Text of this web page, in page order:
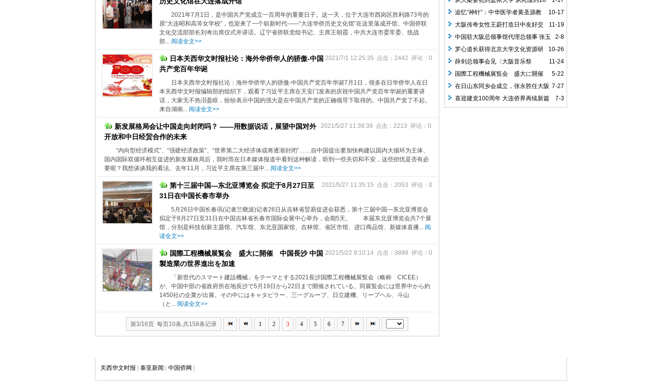
2021年7月1日，是中国共产党成立一百周年的重要日子。这一天，位于大连市西岗区胜利路73号的
原“大连昭和高等女学校”，也迎来了一个崭新时代——“大连华侨历史文化馆”在这里落成开馆。中国侨联
文化交流部部长刘奇出席仪式并讲话。辽宁省侨联党组书记、主席王朝霞，中共大连市委常委、统战
部... 阅读全文>>
2021/7/1 12:25:35 点击：2442 评论：0
日本关西华文时报社论：海外华侨华人的骄傲-中国
共产党百年华诞
日本关西华文时报社论：海外华侨华人的骄傲-中国共产党百年华诞7月1日，很多在日华侨华人在日
本关西华文时报编辑部的组织下，观看了习近平主席在天安门发表的庆祝中国共产党百年华诞的重要讲
话，大家无不热泪盈眶，纷纷表示中国的强大是在中国共产党的正确领导下取得的。中国共产党了不起。
来自湖南... 阅读全文>>
2021/5/27 11:39:39 点击：2213 评论：0
新发展格局会让中国走向封闭吗？ ——用数据说话，展望中国对外
开放和中日经贸合作的未来
“内向型经济模式”、“强硬经济政策”、“世界第二大经济体或将逐渐封闭”……自中国提出要加快构建以国内大循环为主体、
国内国际双循环相互促进的新发展格局后，我时而在日本媒体报道中看到这种解读，听到一些关切和不安，这些担忧是否有必
要呢？我想谈谈我的看法。去年11月，习近平主席在第三届中... 阅读全文>>
2021/5/27 11:35:15 点击：2053 评论：0
第十三届中国—东北亚博览会 拟定于8月27日至
31日在中国长春市举办
5月26日中国长春讯(记者兰晓波)记者26日从吉林省贸易促进会获悉，第十三届中国—东北亚博览会
拟定于8月27日至31日在中国吉林省长春市国际会展中心举办，会期5天。 本届东北亚博览会共7个展
馆，分别是科技创新主题馆、汽车馆、东北亚国家馆、吉林馆、省区市馆、进口商品馆、新媒体直播... 阅
读全文>>
2021/5/22 9:10:14 点击：3899 评论：0
国際工程機械展覧会 盛大に開催 中国長沙 中国
製造業の世界進出を加速
「新世代のスマート建設機械」をテーマとする2021長沙国際工程機械展覧会（略称 CICEE）
が、中国中部の省政府所在地長沙で5月19日から22日まで開催されている。同展覧会には世界中から約
1450社の企業が出展。その中にはキャタピラー、三一グループ、日立建機、リープヘル、斗山
（と... 阅读全文>>
第3/16页 每页10条,共158条记录 1 2 3 4 5 6 7
年再到无期 石雪案留下的思考
10-17
追忆“神针”：中华医学者黄圣源教
授的针灸梦
11-19
大阪传奇女性王蔚打造日中友好交
流基地-大同花园酒店
2-8
中国驻大阪总领事馆代理总领事 张玉
萍:在新疆，到底发生了什么？
10-26
罗心道长获得北京大学文化资源研
究中心易经应用研究所客座教授
11-24
薛剑总领事会见〈大阪音乐祭
2021〉实行委员会
5-22
国際工程機械展覧会 盛大に開催
中国長沙 中国製造業の世界進出を加速7-27
在日山东同乡会成立，张永胜任大阪
分会会长
7-3
喜迎建党100周年 大连侨界再续新篇
关西华文时报 泰亚新闻 中国侨网